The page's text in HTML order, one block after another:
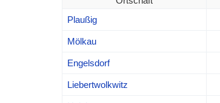
Plaußig
Mölkau
Engelsdorf
Liebertwolkwitz